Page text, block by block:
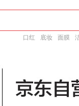
口红 底妆 面膜